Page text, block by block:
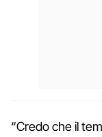
“Credo che il